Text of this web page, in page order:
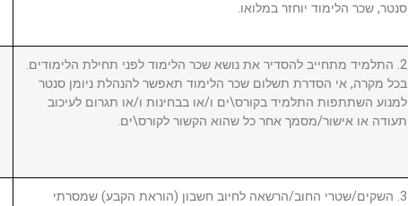
סנטר, שכר הלימוד יוחזר במלואו.
2. התלמיד מתחייב להסדיר את נושא שכר הלימוד לפני תחילת הלימודים.
בכל מקרה, אי הסדרת תשלום שכר הלימוד תאפשר להנהלת ניומן סנטר
למנוע השתתפות התלמיד בקורס\ים ו/או בבחינות ו/או תגרום לעיכוב
תעודה או אישור/מסמך אחר כל שהוא הקשור לקורס\ים.
3. השקים/שטרי החוב/הרשאה לחיוב חשבון (הוראת הקבע) שמסרתי